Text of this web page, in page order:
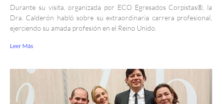
Durante su visita, organizada por ECO Egresados Corpistas®, la
Dra. Calderón habló sobre su extraordinaria carrera profesional,
ejerciendo su amada profesión en el Reino Unido.
Leer Más